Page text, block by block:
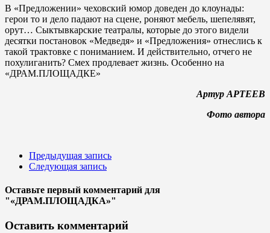
В «Предложении» чеховский юмор доведен до клоунады:
герои то и дело падают на сцене, роняют мебель, шепелявят,
орут… Сыктывкарские театралы, которые до этого видели
десятки постановок «Медведя» и «Предложения» отнеслись к
такой трактовке с пониманием. И действительно, отчего не
похулиганить? Смех продлевает жизнь. Особенно на
«ДРАМ.ПЛОЩАДКЕ»
Артур АРТЕЕВ
Фото автора
Предыдущая запись
Следующая запись
Оставьте первый комментарий для
"«ДРАМ.ПЛОЩАДКА»"
Оставить комментарий